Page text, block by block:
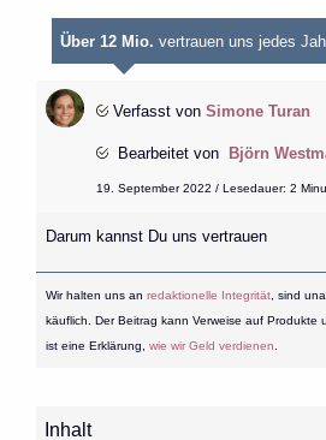
Über 12 Mio. vertrauen uns jedes
Verfasst von Simone Turan
Bearbeitet von Björn
19. September 2022 / Lesedauer: 2
Darum kannst Du uns vertrauen
Wir halten uns an redaktionelle Integrität, sind
käuflich. Der Beitrag kann Verweise auf Produkte
ist eine Erklärung, wie wir Geld verdienen
Inhalt